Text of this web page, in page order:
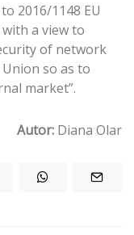
2016/1148 EU
a view to
of network
so as to
market”.
Autor: Diana Olar